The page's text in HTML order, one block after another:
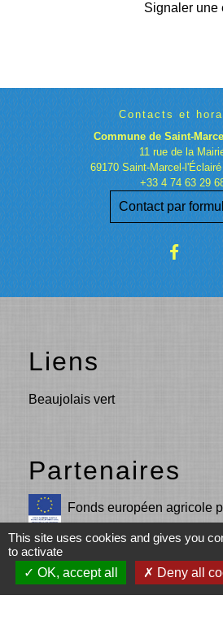
Signaler une
Contacts et
Commune de Saint-
11 rue de la
69170 Saint-Marcel-
+33 4 74 63 29
Contact par
Liens
Beaujolais vert
Partenaires
Fonds européen agricole
développement rural (Union
L’Europe s’engage en
Rhône-Alpes avec le FEADER
This site uses cookies and gives you
to activate
OK, accept all
Deny all